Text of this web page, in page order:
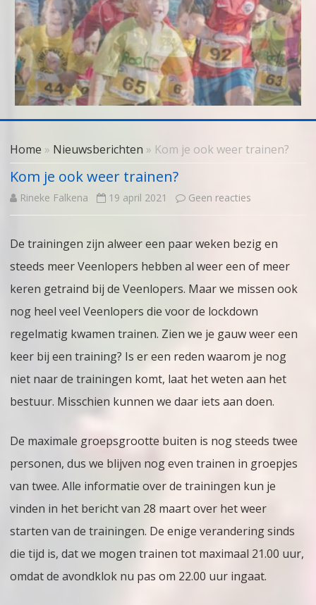
content
Home » Nieuwsberichten » Kom je ook weer trainen?
Kom je ook weer trainen?
Rineke Falkena 19 april 2021 Geen reacties
je
ook
weer
trainen?
De trainingen zijn alweer een paar weken bezig en
steeds meer Veenlopers hebben al weer een of meer
keren getraind bij de Veenlopers. Maar we missen ook
nog heel veel Veenlopers die voor de lockdown
regelmatig kwamen trainen. Zien we je gauw weer een
keer bij een training? Is er een reden waarom je nog
niet naar de trainingen komt, laat het weten aan het
bestuur. Misschien kunnen we daar iets aan doen.
De maximale groepsgrootte buiten is nog steeds twee
personen, dus we blijven nog even trainen in groepjes
van twee. Alle informatie over de trainingen kun je
vinden in het bericht van 28 maart over het weer
starten van de trainingen. De enige verandering sinds
die tijd is, dat we mogen trainen tot maximaal 21.00 uur,
omdat de avondklok nu pas om 22.00 uur ingaat.